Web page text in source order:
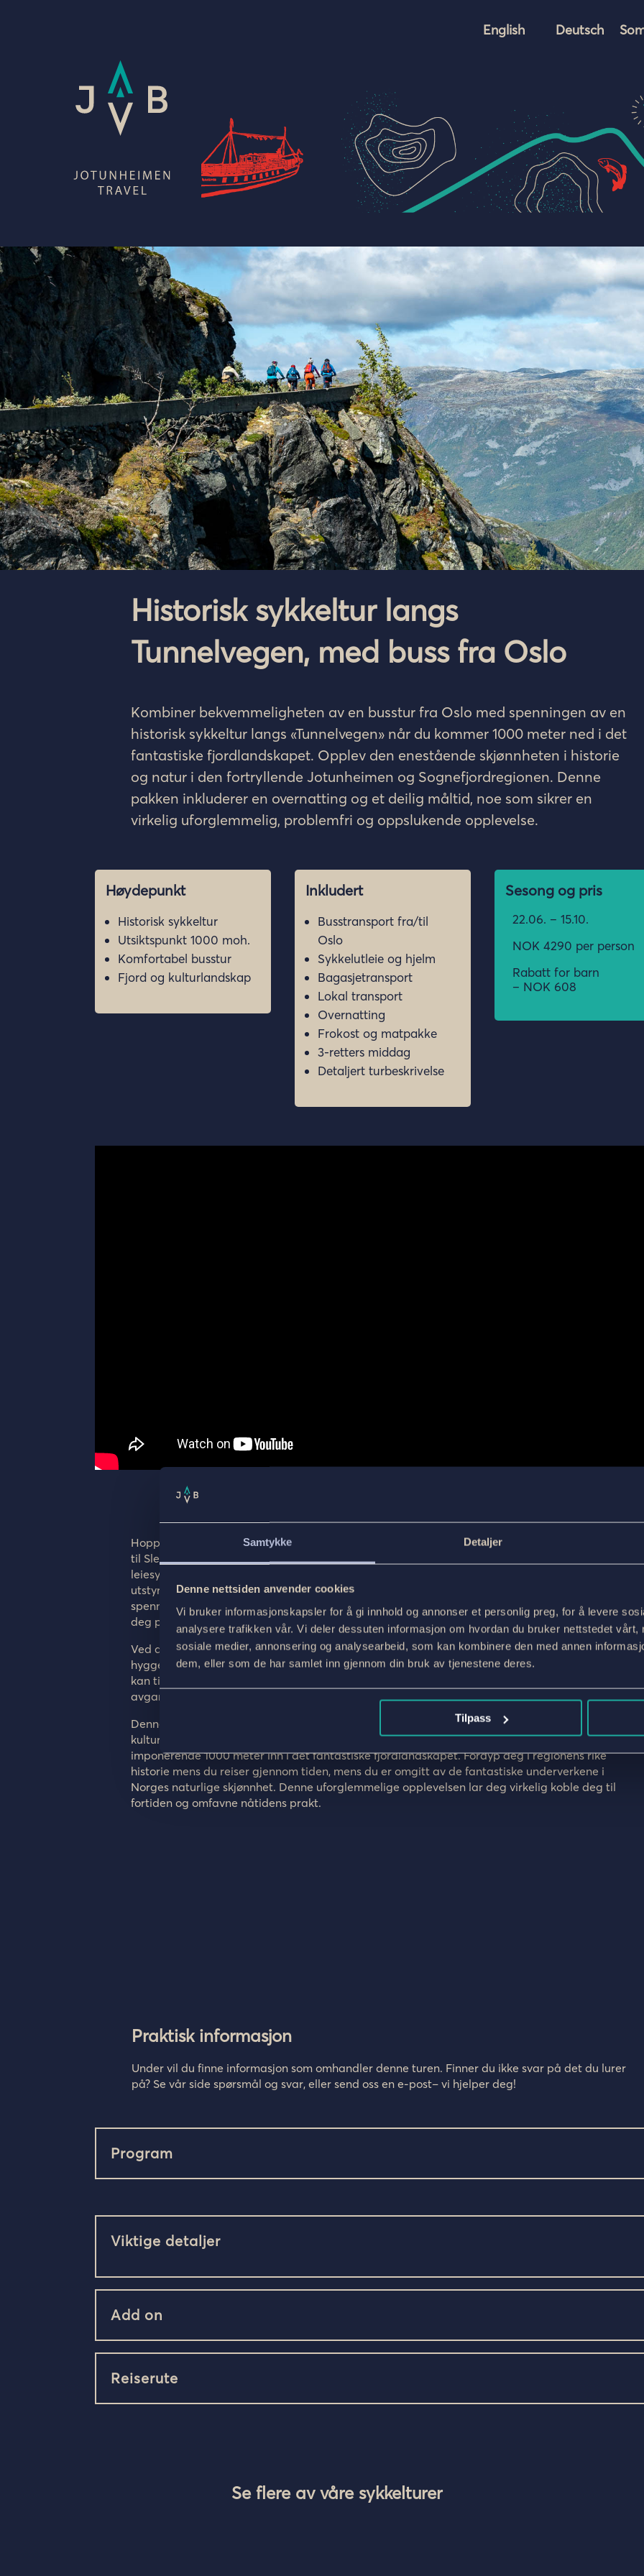
Samtykke Detaljer
Denne nettsiden anvender cookies
Vi bruker informasjonskapsler for å gi innhold og annonser et personlig preg, for å levere
analysere trafikken vår. Vi deler dessuten informasjon om hvordan du bruker nettstedet vårt,
sosiale medier, annonsering og analysearbeid, som kan kombinere den med annen
dem, eller som de har samlet inn gjennom din bruk av tjenestene deres.
Tilpass
English Deutsch
Historisk sykkeltur langs
Tunnelvegen, med buss fra Oslo
Kombiner bekvemmeligheten av en busstur fra Oslo med spenningen av en
historisk sykkeltur langs «Tunnelvegen» når du kommer 1000 meter ned i det
fantastiske fjordlandskapet. Opplev den enestående skjønnheten i historie
og natur i denfortryllende Jotunheimen og Sognefjordregionen. Denne
pakken inkluderer en overnatting og et deilig måltid, noe som sikrer en
virkelig uforglemmelig, problemfri og oppslukende opplevelse.
Høydepunkt
Historisk sykkeltur
Utsiktspunkt 1000 moh.
Komfortabel busstur
Fjord og kulturlandskap
Inkludert
Busstransport fra/til
Oslo
Sykkelutleie og hjelm
Bagasjetransport
Lokal transport
Overnatting
Frokost og matpakke
3-retters middag
Detaljert turbeskrivelse
Sesong og pris
22.06. – 15.10.
NOK 4290 per person
Rabatt for barn
– NOK 608
Hopp på bussen i Oslo og legg ut på en reise utenom det vanlige. Etter ca. 5 timer kommer du
til Sletterust, hvor et uforglemmelig eventyr venter deg. Gjør deg klar til å hoppe på
leiesykkelen og utforske den historiske Tunnelveien og «1000-meteren». Syklene og nødvendig
utstyr vil bli forberedt og venter på deg så snart du går av bussen, noe som sikrer en sømløs og
spennende opplevelse. Vær trygg på at bagasjen din blir trygt levert til hotellet og vil vente på
deg på ditt reserverte rom når du ankommer for natten.
Ved ankomst til hotellet får du servert en deilig 3-retters middag som du kan nyte i den
hyggelige atmosfæren i hotellets hage. Etter en god natts søvn får du en herlig frokost, og du
kan tilberede en matpakke som du kan ta med deg på bussturen tilbake til Oslo. Du kan velge
avgangstid som passer deg for retur til Oslo.
Denne pakken inviterer deg til å legge ut på en naturskjønn rute gjennom variert
kulturlandskap, over det majestetiske fjellpasset som skiller været mellom øst og vest og ned
imponerende 1000 meter inn i det fantastiske fjordlandskapet. Fordyp deg i regionens rike
historie mens du reiser gjennom tiden, mens du er omgitt av de fantastiske underverkene i
Norges naturlige skjønnhet. Denne uforglemmelige opplevelsen lar deg virkelig koble deg til
fortiden og omfavne nåtidens prakt.
Praktisk informasjon
Under vil du finne informasjon som omhandler denne turen. Finner du ikke svar på det du lurer
på? Se vår side spørsmål og svar, eller send oss en e-post– vi hjelper deg!
Program
Viktige detaljer
Add on
Reiserute
Se flere av våre sykkelturer